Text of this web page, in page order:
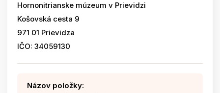
Hornonitrianske múzeum v Prievidzi
Košovská cesta 9
971 01 Prievidza
IČO: 34059130
Názov položky: